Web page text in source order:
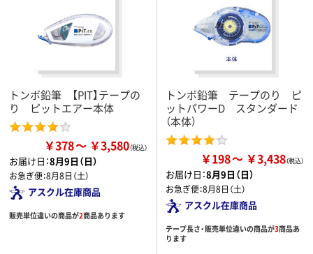
トンボ鉛筆 【PIT】テープの
り ピットエアー本体
￥378 ￥3,580
お届け日：8月9日（日）
お急ぎ便：8月8日（土）
アスクル在庫商品
販売単位違いの商品が2商品あります
トンボ鉛筆 テープのり ピ
ットパワーD スタンダード
（本体）
￥198 ￥3,438
お届け日：8月9日（日）
お急ぎ便：8月8日（土）
アスクル在庫商品
テープ長さ・販売単位違いの商品が3商品あ
ります